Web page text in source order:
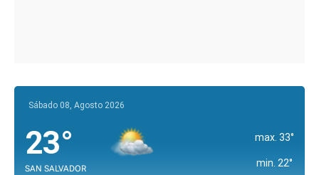
Sábado 08, Agosto 2026
23°
SAN SALVADOR
max. 33°
min. 22°